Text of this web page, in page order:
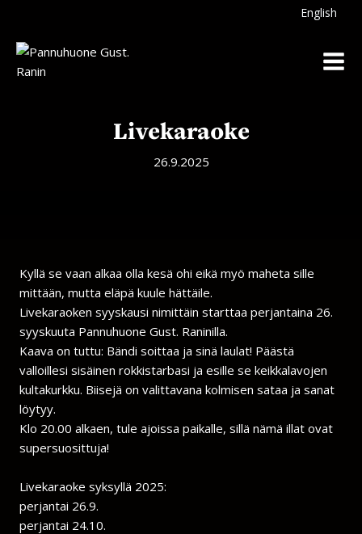
English
Livekaraoke
26.9.2025
Kyllä se vaan alkaa olla kesä ohi eikä myö maheta sille
mittään, mutta eläpä kuule hättäile.
Livekaraoken syyskausi nimittäin starttaa perjantaina 26.
syyskuuta Pannuhuone Gust. Raninilla.
Kaava on tuttu: Bändi soittaa ja sinä laulat! Päästä
valloillesi sisäinen rokkistarbasi ja esille se keikkalavojen
kultakurkku. Biisejä on valittavana kolmisen sataa ja sanat
löytyy.
Klo 20.00 alkaen, tule ajoissa paikalle, sillä nämä illat ovat
supersuosittuja!
Livekaraoke syksyllä 2025:
perjantai 26.9.
perjantai 24.10.